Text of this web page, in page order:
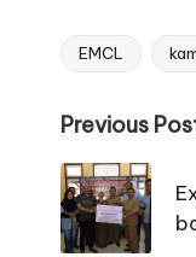
Tags:
EMCL
Post
Previous